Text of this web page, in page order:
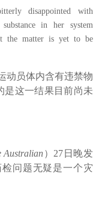
disappointed with
in her system
the matter is yet to be
动员体内含有违禁物
是这一结果目前尚未
Australian） 27 日晚发
检问题无疑是一个灾